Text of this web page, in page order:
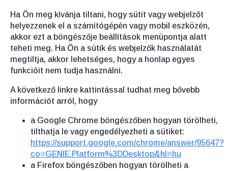
Ha Ön meg kívánja tiltani, hogy sütit vagy webjelzőt
helyezzenek el a számítógépén vagy mobil eszközén,
akkor ezt a böngészője beállítások menüpontja alatt
teheti meg. Ha Ön a sütik és webjelzők használatát
megtiltja, akkor lehetséges, hogy a honlap egyes
funkcióit nem tudja használni.
A következő linkre kattintással tudhat meg bővebb
információt arról, hogy
a Google Chrome böngészőben hogyan törölheti,
tilthatja le vagy engedélyezheti a sütiket:
https://support.google.com/chrome/answer/95647?
co=GENIE.Platform%3DDesktop&hl=hu
a Firefox böngészőben hogyan törölheti a